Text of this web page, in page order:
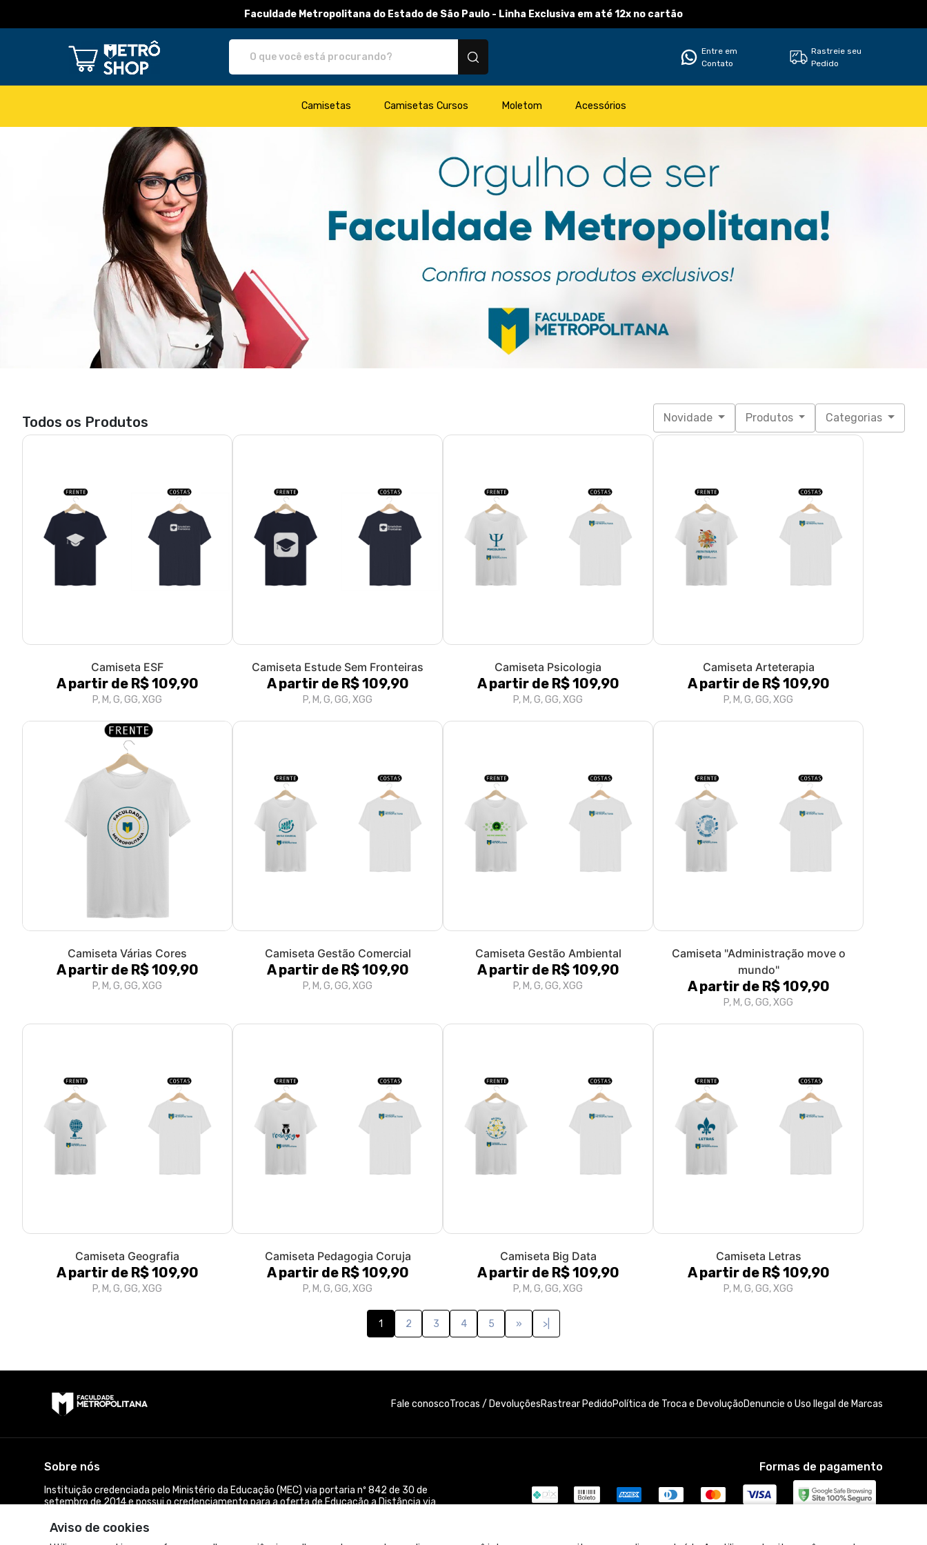
Faculdade Metropolitana do Estado de São Paulo - Linha Exclusiva em até 12x no cartão
Metro Shop - Camisetas e produtos personalizados
Entre em
Contato
Rastreie seu
Pedido
Camisetas Camisetas Cursos Moletom Acessórios
Todos os Produtos Novidade Produtos Categorias
Camiseta ESF
A partir de R$ 109,90
P, M, G, GG, XGG
Camiseta Estude Sem Fronteiras
A partir de R$ 109,90
P, M, G, GG, XGG
Camiseta Psicologia
A partir de R$ 109,90
P, M, G, GG, XGG
Camiseta Arteterapia
A partir de R$ 109,90
P, M, G, GG, XGG
Camiseta Várias Cores
A partir de R$ 109,90
P, M, G, GG, XGG
Camiseta Gestão Comercial
A partir de R$ 109,90
P, M, G, GG, XGG
Camiseta Gestão Ambiental
A partir de R$ 109,90
P, M, G, GG, XGG
Camiseta "Administração move o
mundo"
A partir de R$ 109,90
P, M, G, GG, XGG
Camiseta Geografia
A partir de R$ 109,90
P, M, G, GG, XGG
Camiseta Pedagogia Coruja
A partir de R$ 109,90
P, M, G, GG, XGG
Camiseta Big Data
A partir de R$ 109,90
P, M, G, GG, XGG
Camiseta Letras
A partir de R$ 109,90
P, M, G, GG, XGG
1 2 3 4 5 » >|
Aviso de cookies
Fale conoscoTrocas / DevoluçõesRastrear PedidoPolítica de Troca e DevoluçãoDenuncie o Uso Ilegal de Marcas
Sobre nós
Instituição credenciada pelo Ministério da Educação (MEC) via portaria nº 842 de 30 de
setembro de 2014 e possui o credenciamento para a oferta de Educação a Distância via
Formas de pagamento